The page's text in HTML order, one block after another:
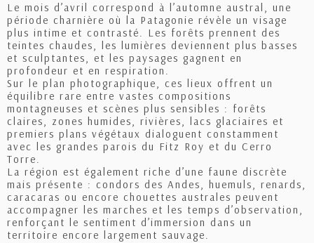
Le mois d’avril correspond à l’automne austral, une
période charnière où la Patagonie révèle un visage
plus intime et contrasté. Les forêts prennent des
teintes chaudes, les lumières deviennent plus basses
et sculptantes, et les paysages gagnent en
profondeur et en respiration.
Sur le plan photographique, ces lieux offrent un
équilibre rare entre vastes compositions
montagneuses et scènes plus sensibles : forêts
claires, zones humides, rivières, lacs glaciaires et
premiers plans végétaux dialoguent constamment
avec les grandes parois du Fitz Roy et du Cerro
Torre.
La région est également riche d’une faune discrète
mais présente : condors des Andes, huemuls, renards,
caracaras ou encore chouettes australes peuvent
accompagner les marches et les temps d’observation,
renforçant le sentiment d’immersion dans un
territoire encore largement sauvage.